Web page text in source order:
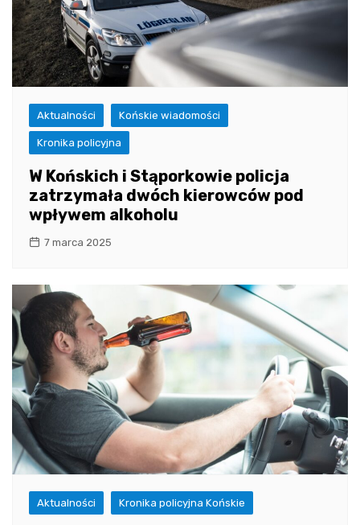
Aktualności Końskie wiadomości
Kronika policyjna
W Końskich i Stąporkowie policja
zatrzymała dwóch kierowców pod
wpływem alkoholu
7 marca 2025
Aktualności Kronika policyjna Końskie